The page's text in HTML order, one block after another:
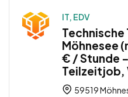
IT, EDV
Technische
Möhnesee
€ / Stunde
Teilzeitjob,
59519